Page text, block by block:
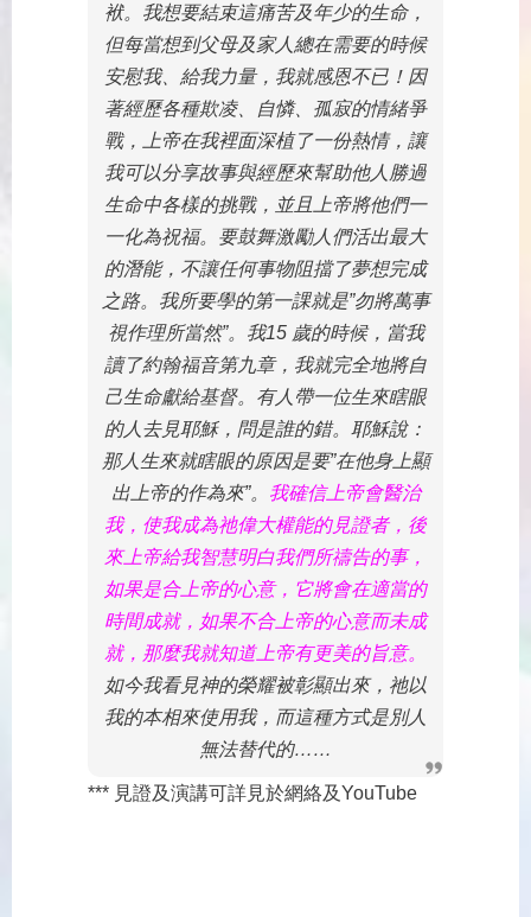
袱。我想要結束這痛苦及年少的生命，
但每當想到父母及家人總在需要的時候
安慰我、給我力量，我就感恩不已！因
著經歷各種欺凌、自憐、孤寂的情緒爭
戰，上帝在我裡面深植了一份熱情，讓
我可以分享故事與經歷來幫助他人勝過
生命中各樣的挑戰，並且上帝將他們一
一化為祝福。要鼓舞激勵人們活出最大
的潛能，不讓任何事物阻擋了夢想完成
之路。我所要學的第一課就是”勿將萬事
視作理所當然”。我15 歲的時候，當我
讀了約翰福音第九章，我就完全地將自
己生命獻給基督。有人帶一位生來瞎眼
的人去見耶穌，問是誰的錯。耶穌說：
那人生來就瞎眼的原因是要”在他身上顯
出上帝的作為來”。 我確信上帝會醫治
我，使我成為祂偉大權能的見證者，後
來上帝給我智慧明白我們所禱告的事，
如果是合上帝的心意，它將會在適當的
時間成就，如果不合上帝的心意而未成
就，那麼我就知道上帝有更美的旨意。
如今我看見神的榮耀被彰顯出來，祂以
我的本相來使用我，而這種方式是別人
無法替代的……
*** 見證及演講可詳見於網絡及YouTube